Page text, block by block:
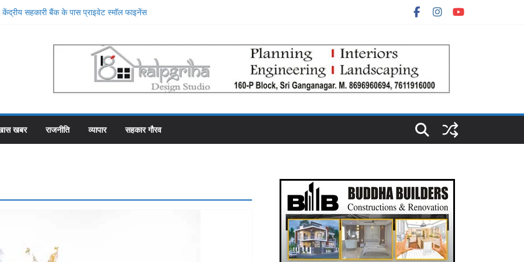
केंद्रीय सहकारी बैंक के पास प्राइवेट स्मॉल फाइनेंस
रहे सहकारी भंडार के पास कर्मचारियों को वेतन देने
काट रहे 31 कर्मचारी
में गड़बड़ी की एक और एजेंसी ने शुरू की जांच
महल में रोजगार उत्सव और मीडिया मैनेजमेंट
व्यवस्थापकों की मिलीभगत से फसल बीमा में
खबर राजनीति व्यापार सहकार गौरव